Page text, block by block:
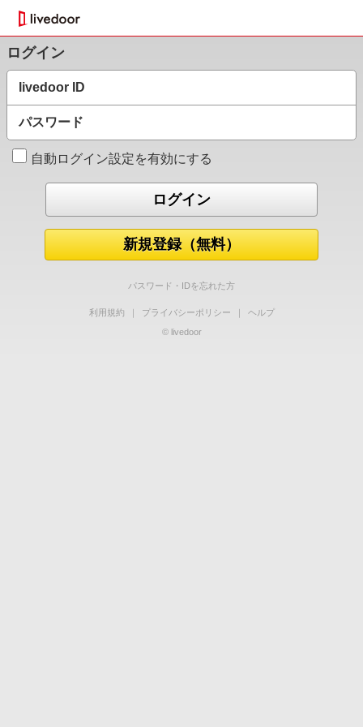
ログイン
livedoor ID
パスワード
自動ログイン設定を有効にする
新規登録（無料）
パスワード・IDを忘れた方
利用規約 ｜ プライバシーポリシー ｜
ヘルプ
© livedoor